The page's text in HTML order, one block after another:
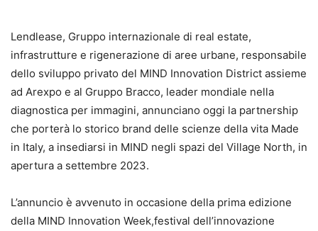
Lendlease, Gruppo internazionale di real estate,
infrastrutture e rigenerazione di aree urbane, responsabile
dello sviluppo privato del MIND Innovation District assieme
ad Arexpo e al Gruppo Bracco, leader mondiale nella
diagnostica per immagini, annunciano oggi la partnership
che porterà lo storico brand delle scienze della vita Made
in Italy, a insediarsi in MIND negli spazi del Village North, in
apertura a settembre 2023.
L’annuncio è avvenuto in occasione della prima edizione
della MIND Innovation Week,festival dell’innovazione